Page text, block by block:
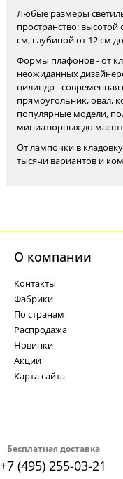
Любые размеры
пространство:
см, глубиной от 12 см
Формы плафонов - от
неожиданных
цилиндр - современная
прямоугольник, овал,
популярные модели,
миниатюрных до
От лампочки в
тысячи вариантов и
Бесплатная доставка
+7 (495) 255-03-21
О компании
Контакты
Фабрики
По странам
Распродажа
Новинки
Акции
Карта сайта